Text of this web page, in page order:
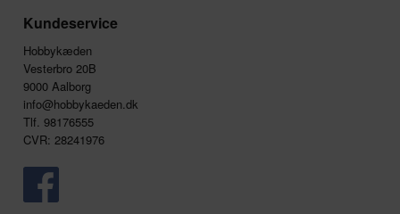
Kundeservice
Hobbykæden
Vesterbro 20B
9000 Aalborg
info@hobbykaeden.dk
Tlf. 98176555
CVR: 28241976